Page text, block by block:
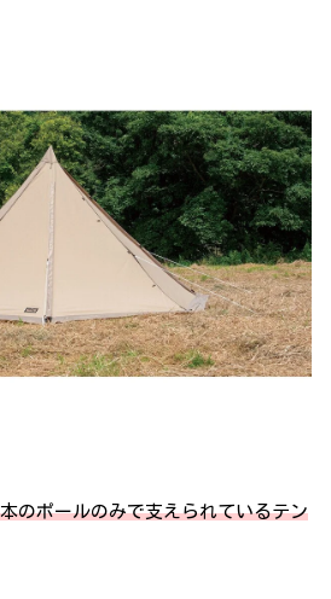
のポールのみで支えられているテン